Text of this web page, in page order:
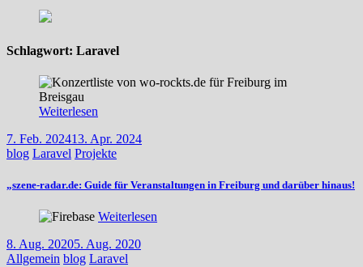
Schlagwort: Laravel
Weiterlesen
7. Feb. 202413. Apr. 2024
blog Laravel Projekte
„szene-radar.de: Guide für Veranstaltungen in Freiburg und darüber hinaus!
Weiterlesen
8. Aug. 20205. Aug. 2020
Allgemein blog Laravel